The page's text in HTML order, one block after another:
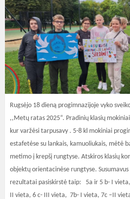
Rugsėjo 18 dieną progimnazijoje vyko
,,Metų ratas 2025“. Pradinių klasių
kur varžėsi tarpusavy . 5-8 kl mokiniai
estafetėse su lankais, kamuoliukais, mėtė
metimo į krepšį rungtyse. Atskiros klasių
objektų orientacinėse rungtyse. Susumavus
rezultatai pasiskirstė taip: 5a ir 5 b- I
II vieta, 6 c- III vieta, 7b- I vieta, 7c –II